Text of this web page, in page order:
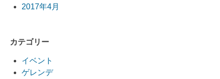
2017年4月
カテゴリー
イベント
ゲレンデ